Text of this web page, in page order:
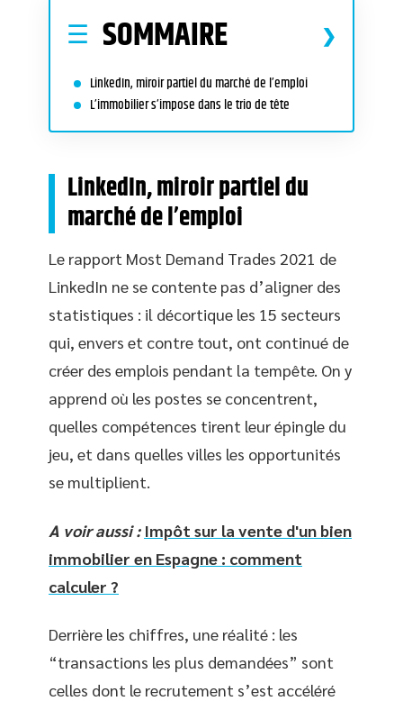
SOMMAIRE
LinkedIn, miroir partiel du marché de l’emploi
L’immobilier s’impose dans le trio de tête
LinkedIn, miroir partiel du
marché de l’emploi
Le rapport Most Demand Trades 2021 de
LinkedIn ne se contente pas d’aligner des
statistiques : il décortique les 15 secteurs
qui, envers et contre tout, ont continué de
créer des emplois pendant la tempête. On y
apprend où les postes se concentrent,
quelles compétences tirent leur épingle du
jeu, et dans quelles villes les opportunités
se multiplient.
A voir aussi : Impôt sur la vente d'un bien
immobilier en Espagne : comment
calculer ?
Derrière les chiffres, une réalité : les
“transactions les plus demandées” sont
celles dont le recrutement s’est accéléré